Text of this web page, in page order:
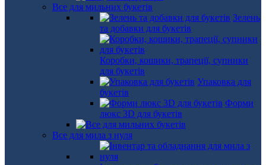
Все для мильних букетів
Зелень
та добавки для букетів
Коробки, кошики, трапеції, супники
для букетів
Упаковка для
букетів
Форми
люкс 3D для букетів
Все для мила з нуля